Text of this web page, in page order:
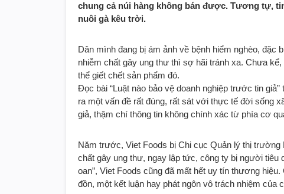
chung cả núi hàng không bán được. Tương tự,
nuôi gà kêu trời.
Dân mình đang bị ám ảnh về bệnh hiểm nghèo, đặc
nhiễm chất gây ung thư thì sợ hãi tránh xa. Chưa
thể giết chết sản phẩm đó.
Đọc bài “Luật nào bảo vệ doanh nghiệp trước tin
ra một vấn đề rất đúng, rất sát với thực tế đời sống
giả, thậm chí thông tin không chính xác từ phía cơ
Năm trước, Viet Foods bị Chi cục Quản lý thị
chất gây ung thư, ngay lập tức, công ty bị người
oan”, Viet Foods cũng đã mất hết uy tín thương
đồn, một kết luận hay phát ngôn vô trách nhiệm của